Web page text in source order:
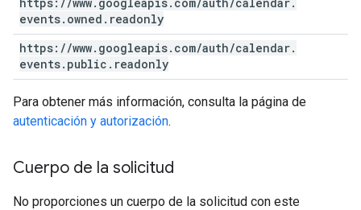
events. owned . readonly
https: //www. googleapis. com/auth/calendar.
events. public . readonly
Para obtener más información, consulta la página de
autenticación y autorización.
Cuerpo de la solicitud
No proporciones un cuerpo de la solicitud con este